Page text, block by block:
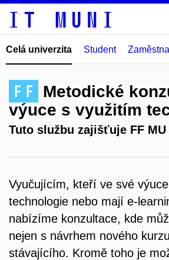
Celá univerzita Student
FF
Metodické
výuce s využitím
Tuto službu zajišťuje FF MU
Vyučujícím, kteří ve své
technologie nebo mají e-
nabízíme konzultace, kde
nejen s návrhem nového
stávajícího. Kromě toho je